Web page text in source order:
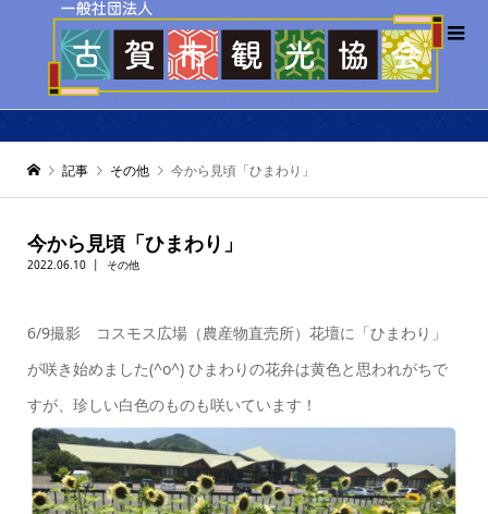
記事 その他 今から見頃「ひまわり」
今から見頃「ひまわり」
2022.06.10 その他
6/9撮影 コスモス広場（農産物直売所）花壇に「ひまわり」
が咲き始めました(^o^) ひまわりの花弁は黄色と思われがちで
すが、珍しい白色のものも咲いています！